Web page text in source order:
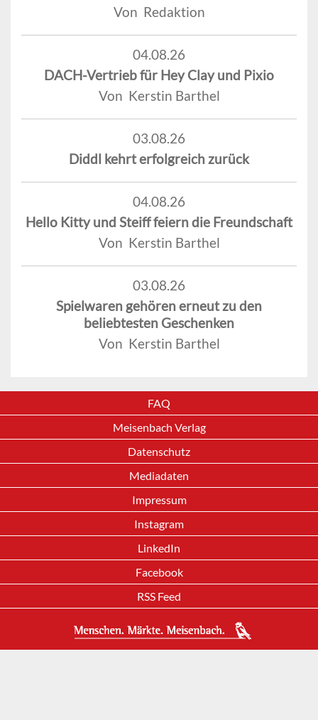
Von Redaktion
04.08.26
DACH-Vertrieb für Hey Clay und Pixio
Von Kerstin Barthel
03.08.26
Diddl kehrt erfolgreich zurück
04.08.26
Hello Kitty und Steiff feiern die Freundschaft
Von Kerstin Barthel
03.08.26
Spielwaren gehören erneut zu den
beliebtesten Geschenken
Von Kerstin Barthel
FAQ
Meisenbach Verlag
Datenschutz
Mediadaten
Impressum
Instagram
LinkedIn
Facebook
RSS Feed